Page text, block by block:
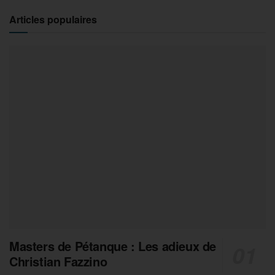
Articles populaires
Masters de Pétanque : Les adieux de
Christian Fazzino